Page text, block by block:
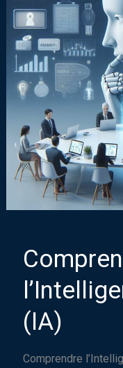
(IA)
Comprendre